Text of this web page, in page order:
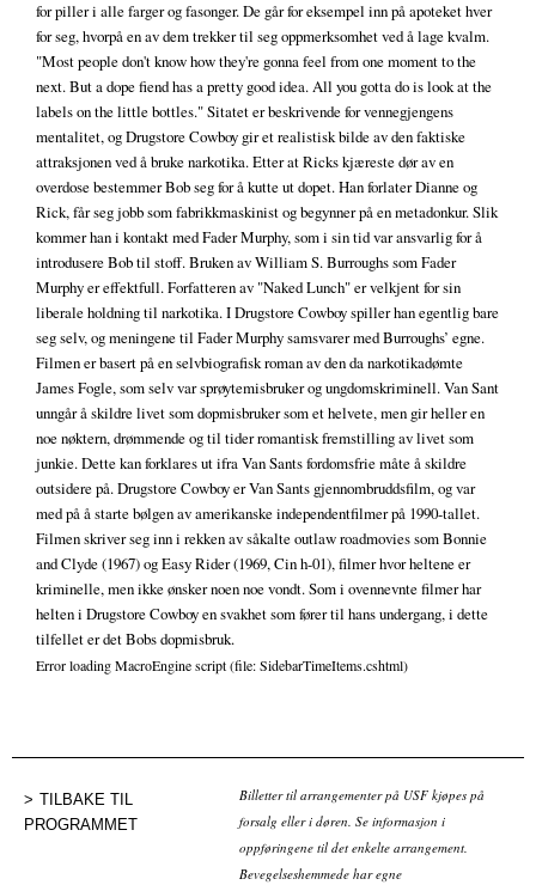
for piller i alle farger og fasonger. De går for eksempel inn på apoteket hver
for seg, hvorpå en av dem trekker til seg oppmerksomhet ved å lage kvalm.
"Most people don't know how they're gonna feel from one moment to the
next. But a dope fiend has a pretty good idea. All you gotta do is look at the
labels on the little bottles." Sitatet er beskrivende for vennegjengens
mentalitet, og Drugstore Cowboy gir et realistisk bilde av den faktiske
attraksjonen ved å bruke narkotika. Etter at Ricks kjæreste dør av en
overdose bestemmer Bob seg for å kutte ut dopet. Han forlater Dianne og
Rick, får seg jobb som fabrikkmaskinist og begynner på en metadonkur. Slik
kommer han i kontakt med Fader Murphy, som i sin tid var ansvarlig for å
introdusere Bob til stoff. Bruken av William S. Burroughs som Fader
Murphy er effektfull. Forfatteren av "Naked Lunch" er velkjent for sin
liberale holdning til narkotika. I Drugstore Cowboy spiller han egentlig bare
seg selv, og meningene til Fader Murphy samsvarer med Burroughs’ egne.
Filmen er basert på en selvbiografisk roman av den da narkotikadømte
James Fogle, som selv var sprøytemisbruker og ungdomskriminell. Van Sant
unngår å skildre livet som dopmisbruker som et helvete, men gir heller en
noe nøktern, drømmende og til tider romantisk fremstilling av livet som
junkie. Dette kan forklares ut ifra Van Sants fordomsfrie måte å skildre
outsidere på. Drugstore Cowboy er Van Sants gjennombruddsfilm, og var
med på å starte bølgen av amerikanske independentfilmer på 1990-tallet.
Filmen skriver seg inn i rekken av såkalte outlaw roadmovies som Bonnie
and Clyde (1967) og Easy Rider (1969, Cin h-01), filmer hvor heltene er
kriminelle, men ikke ønsker noen noe vondt. Som i ovennevnte filmer har
helten i Drugstore Cowboy en svakhet som fører til hans undergang, i dette
tilfellet er det Bobs dopmisbruk.
Error loading MacroEngine script (file: SidebarTimeItems.cshtml)
TILBAKE TIL
PROGRAMMET
Billetter til arrangementer på USF kjøpes på
forsalg eller i døren. Se informasjon i
oppføringene til det enkelte arrangement.
Bevegelseshemmede har egne